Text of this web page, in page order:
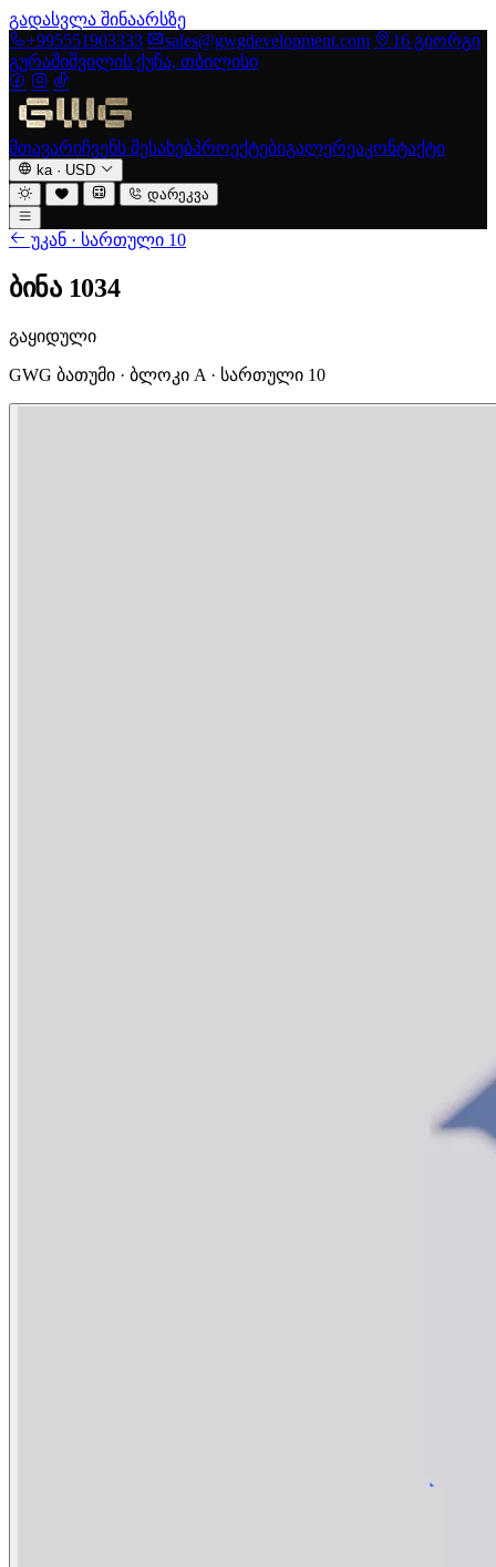
გადასვლა შინაარსზე
+995551903333
sales@gwgdevelopment.com
16 გიორგი
გურამიშვილის ქუჩა, თბილისი
მთავარიჩვენს შესახებპროექტებიგალერეაკონტაქტი
ka · USD
დარეკვა
უკან · სართული 10
ბინა 1034
გაყიდული
GWG ბათუმი · ბლოკი A · სართული 10